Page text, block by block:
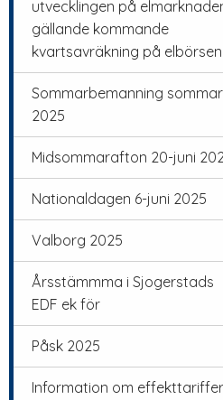
utvecklingen på
gällande kommande
kvartsavräkning på elbörsen
Sommarbemanning sommar
2025
Midsommarafton 20-juni
Nationaldagen 6-juni 2025
Valborg 2025
Årsstämmma i Sjogerstads
EDF ek för
Påsk 2025
Information om effekttariffer